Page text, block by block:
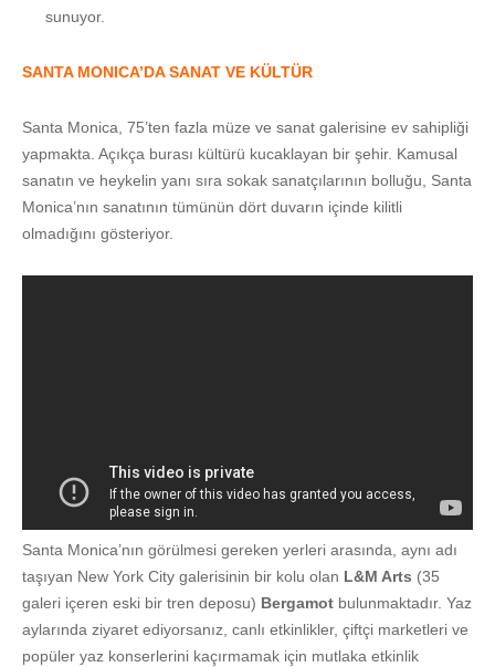
sunuyor.
SANTA MONICA’DA SANAT VE KÜLTÜR
Santa Monica, 75’ten fazla müze ve sanat galerisine ev sahipliği
yapmakta. Açıkça burası kültürü kucaklayan bir şehir. Kamusal
sanatın ve heykelin yanı sıra sokak sanatçılarının bolluğu, Santa
Monica’nın sanatının tümünün dört duvarın içinde kilitli
olmadığını gösteriyor.
Santa Monica’nın görülmesi gereken yerleri arasında, aynı adı
taşıyan New York City galerisinin bir kolu olan L&M Arts (35
galeri içeren eski bir tren deposu) Bergamot bulunmaktadır. Yaz
aylarında ziyaret ediyorsanız, canlı etkinlikler, çiftçi marketleri ve
popüler yaz konserlerini kaçırmamak için mutlaka etkinlik